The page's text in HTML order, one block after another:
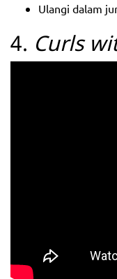
Ulangi dalam
4. Curls